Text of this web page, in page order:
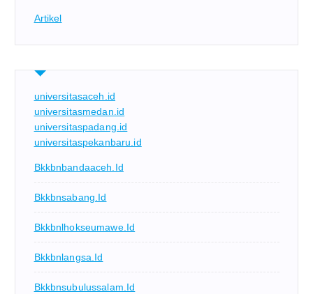
Artikel
universitasaceh.id
universitasmedan.id
universitaspadang.id
universitaspekanbaru.id
Bkkbnbandaaceh.id
Bkkbnsabang.id
Bkkbnlhokseumawe.id
Bkkbnlangsa.id
Bkkbnsubulussalam.id